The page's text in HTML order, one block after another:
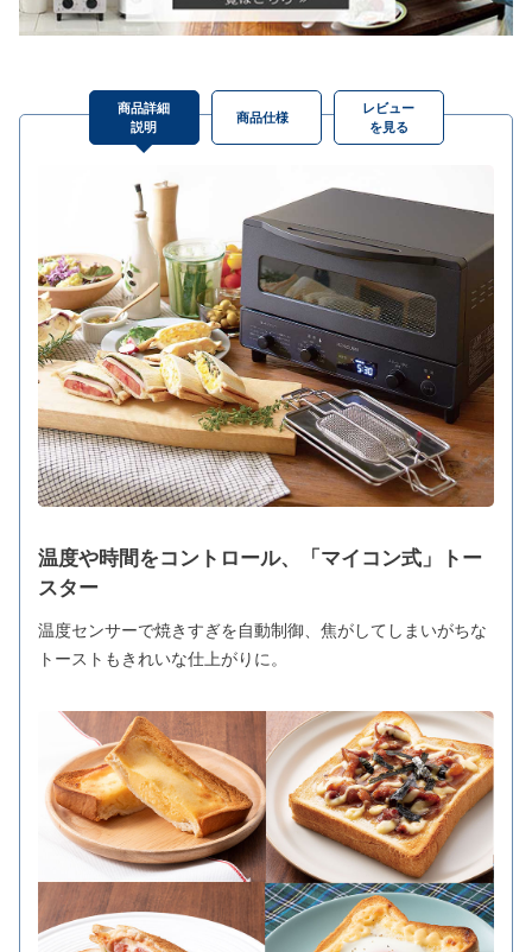
商品詳細
説明
温度や時間をコントロール、「マイコン式」トー
スター
温度センサーで焼きすぎを自動制御、焦がしてしまいがちな
トーストもきれいな仕上がりに。
商品仕様
レビュー
を見る